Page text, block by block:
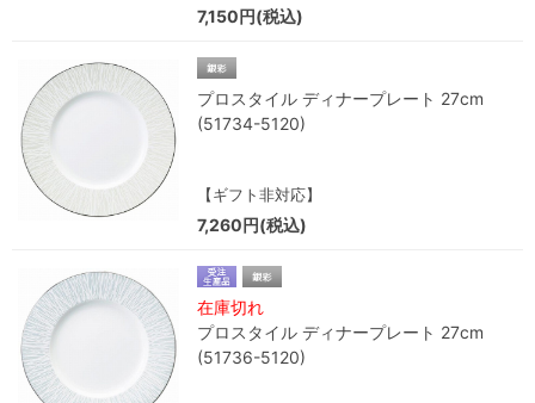
7,150円(税込)
プロスタイル ディナープレート 27cm
(51734-5120)
【ギフト非対応】
7,260円(税込)
在庫切れ
プロスタイル ディナープレート 27cm
(51736-5120)